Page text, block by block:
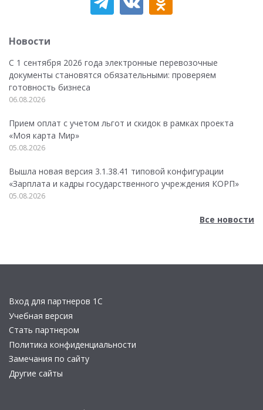
Новости
С 1 сентября 2026 года электронные перевозочные
документы становятся обязательными: проверяем
готовность бизнеса
06.08.2026
Прием оплат с учетом льгот и скидок в рамках проекта
«Моя карта Мир»
05.08.2026
Вышла новая версия 3.1.38.41 типовой конфигурации
«Зарплата и кадры государственного учреждения КОРП»
05.08.2026
Все новости
Вход для партнеров 1С
Учебная версия
Стать партнером
Политика конфиденциальности
Замечания по сайту
Другие сайты